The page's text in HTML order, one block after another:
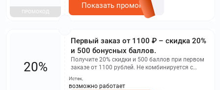
ПРОМОКОД
Показать промокод
Первый заказ от 1100 ₽ – скидка 20%
и 500 бонусных баллов.
Получите 20% скидки и 500 баллов при первом
заказе от 1100 рублей. Не комбинируется с
комбо, дополнительными скидками и
спецпредложениями.
20%
Истек,
возможно работает